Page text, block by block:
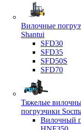
Вилочные
Shantui
SFD30
SFD35
SFD50S
SFD70
Тяжелые
погрузчики
Вилочный